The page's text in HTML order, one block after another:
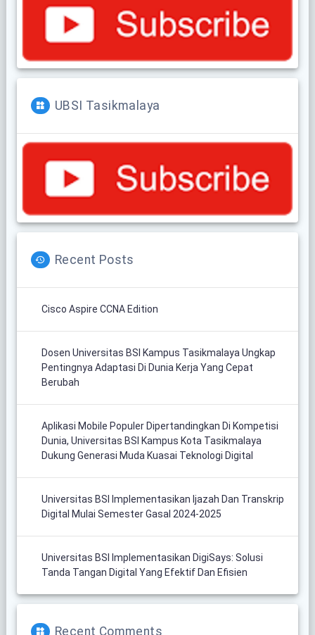
UBSI Tasikmalaya
Recent Posts
Cisco Aspire CCNA Edition
Dosen Universitas BSI Kampus Tasikmalaya Ungkap
Pentingnya Adaptasi Di Dunia Kerja Yang Cepat
Berubah
Aplikasi Mobile Populer Dipertandingkan Di Kompetisi
Dunia, Universitas BSI Kampus Kota Tasikmalaya
Dukung Generasi Muda Kuasai Teknologi Digital
Universitas BSI Implementasikan Ijazah Dan Transkrip
Digital Mulai Semester Gasal 2024-2025
Universitas BSI Implementasikan DigiSays: Solusi
Tanda Tangan Digital Yang Efektif Dan Efisien
Recent Comments